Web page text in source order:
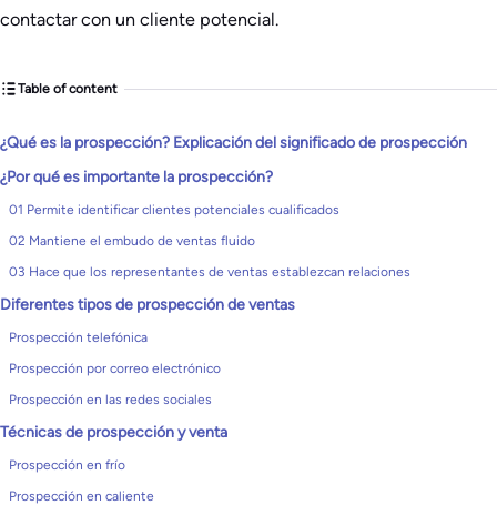
contactar con un cliente potencial.
Table of content
¿Qué es la prospección? Explicación del significado de prospección
¿Por qué es importante la prospección?
01 Permite identificar clientes potenciales cualificados
02 Mantiene el embudo de ventas fluido
03 Hace que los representantes de ventas establezcan relaciones
Diferentes tipos de prospección de ventas
Prospección telefónica
Prospección por correo electrónico
Prospección en las redes sociales
Técnicas de prospección y venta
Prospección en frío
Prospección en caliente